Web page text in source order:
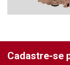
Cadastre-se